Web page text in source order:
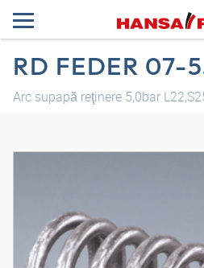
RD FEDER 07-
Arc supapă reţinere 5,0bar